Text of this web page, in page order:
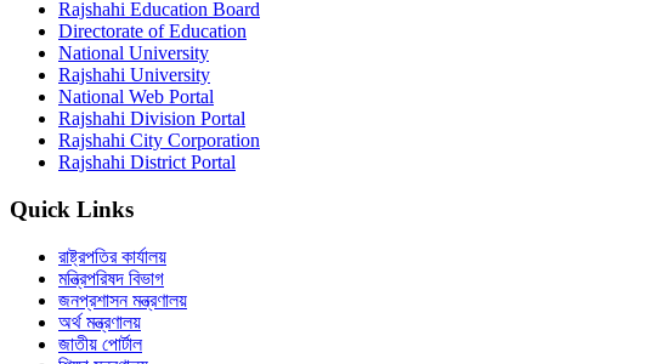
Rajshahi Education Board
Directorate of Education
National University
Rajshahi University
National Web Portal
Rajshahi Division Portal
Rajshahi City Corporation
Rajshahi District Portal
Quick Links
রাষ্ট্রপতির কার্যালয়
মন্ত্রিপরিষদ বিভাগ
জনপ্রশাসন মন্ত্রণালয়
অর্থ মন্ত্রণালয়
জাতীয় পোর্টাল